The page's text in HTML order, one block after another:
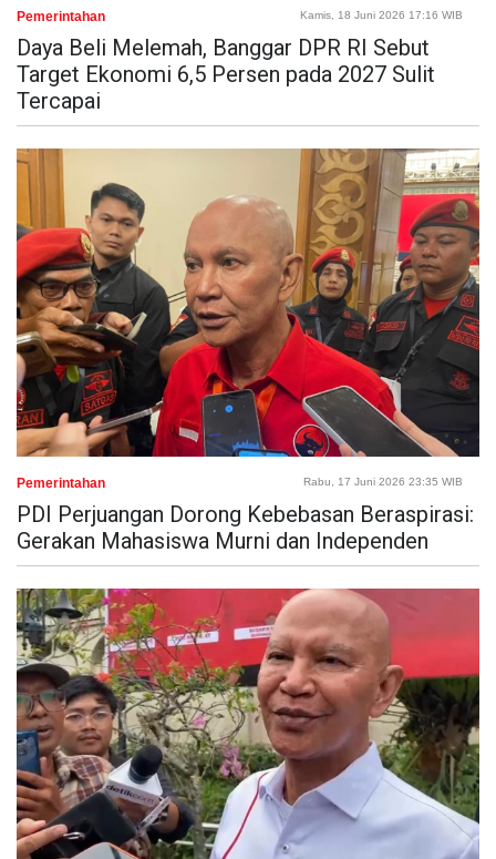
Pemerintahan Kamis, 18 Juni 2026 17:16 WIB
Daya Beli Melemah, Banggar DPR RI Sebut
Target Ekonomi 6,5 Persen pada 2027 Sulit
Tercapai
Pemerintahan Rabu, 17 Juni 2026 23:35 WIB
PDI Perjuangan Dorong Kebebasan Beraspirasi:
Gerakan Mahasiswa Murni dan Independen